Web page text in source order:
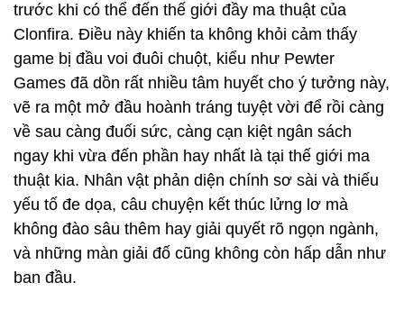
trước khi có thể đến thế giới đầy ma thuật của
Clonfira. Điều này khiến ta không khỏi cảm thấy
game bị đầu voi đuôi chuột, kiểu như Pewter
Games đã dồn rất nhiều tâm huyết cho ý tưởng này,
vẽ ra một mở đầu hoành tráng tuyệt vời để rồi càng
về sau càng đuối sức, càng cạn kiệt ngân sách
ngay khi vừa đến phần hay nhất là tại thế giới ma
thuật kia. Nhân vật phản diện chính sơ sài và thiếu
yếu tố đe dọa, câu chuyện kết thúc lửng lơ mà
không đào sâu thêm hay giải quyết rõ ngọn ngành,
và những màn giải đố cũng không còn hấp dẫn như
ban đầu.